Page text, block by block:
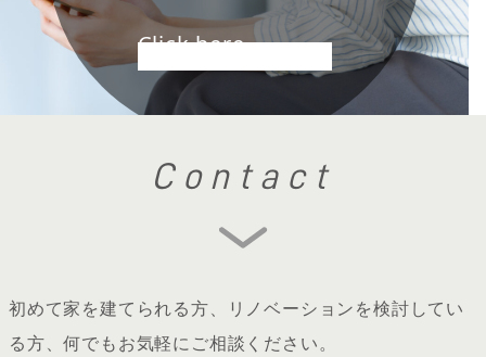
Click here
Contact
初めて家を建てられる方、リノベーションを検討してい
る方、何でもお気軽にご相談ください。